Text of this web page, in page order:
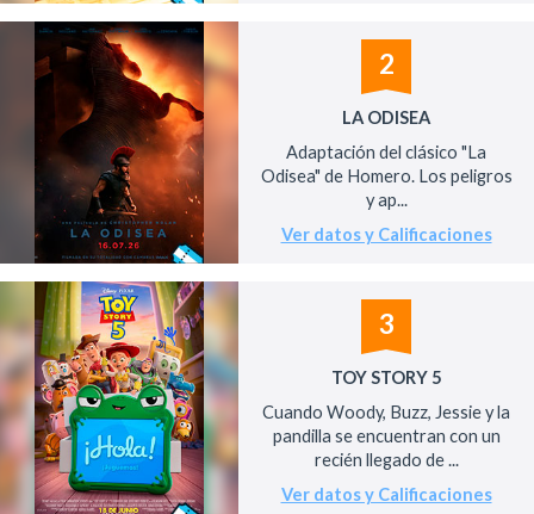
2
LA ODISEA
Adaptación del clásico "La
Odisea" de Homero. Los peligros
y ap...
Ver datos y Calificaciones
3
TOY STORY 5
Cuando Woody, Buzz, Jessie y la
pandilla se encuentran con un
recién llegado de ...
Ver datos y Calificaciones